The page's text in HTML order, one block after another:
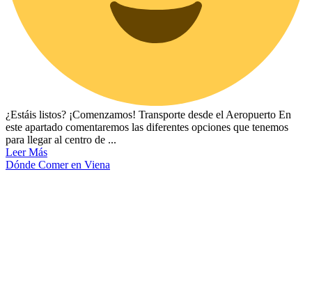
¿Estáis listos? ¡Comenzamos! Transporte desde el Aeropuerto En
este apartado comentaremos las diferentes opciones que tenemos
para llegar al centro de ...
Leer Más
Dónde Comer en Viena